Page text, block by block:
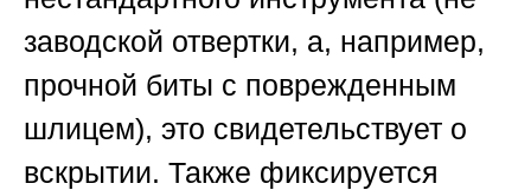
заводской отвертки, а, например,
прочной биты с поврежденным
шлицем), это свидетельствует о
вскрытии. Также фиксируется